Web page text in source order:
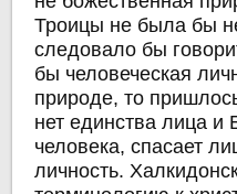
Троицы не была бы
следовало бы
бы человеческая
природе, то
нет единства лица и
человека, спасает
личность.